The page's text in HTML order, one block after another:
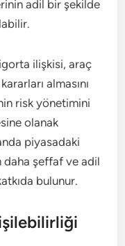
adil bir şekilde
ilişkisi, araç
almasını
risk yönetimini
olanak
piyasadaki
daha şeffaf ve adil
bulunur.